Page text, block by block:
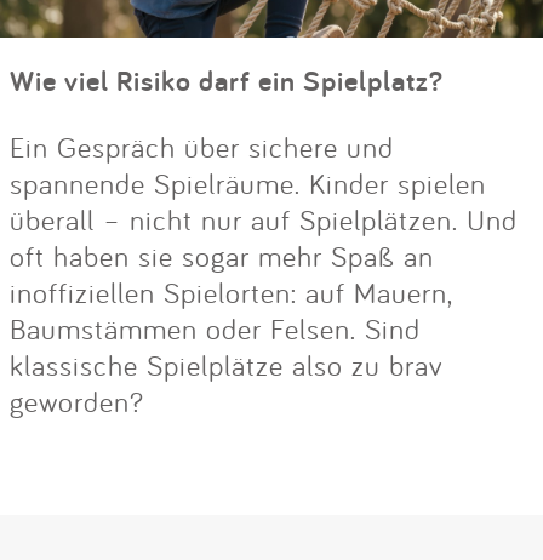
Wie viel Risiko darf ein Spielplatz?
Ein Gespräch über sichere und
spannende Spielräume. Kinder spielen
überall – nicht nur auf Spielplätzen. Und
oft haben sie sogar mehr Spaß an
inoffiziellen Spielorten: auf Mauern,
Baumstämmen oder Felsen. Sind
klassische Spielplätze also zu brav
geworden?